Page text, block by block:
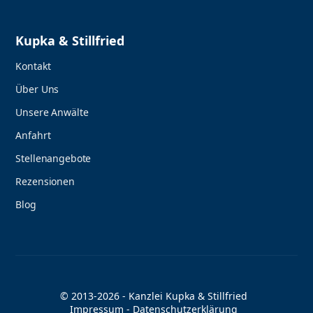
Kupka & Stillfried
Kontakt
Über Uns
Unsere Anwälte
Anfahrt
Stellenangebote
Rezensionen
Blog
© 2013-2026 - Kanzlei Kupka & Stillfried
Impressum - Datenschutzerklärung